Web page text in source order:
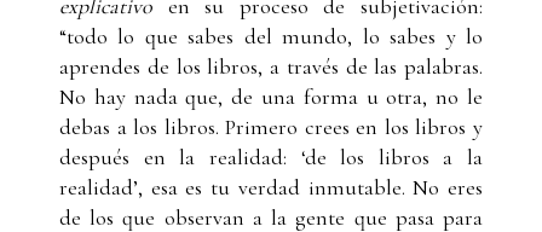
explicativo en su proceso de subjetivación:
“todo lo que sabes del mundo, lo sabes y lo
aprendes de los libros, a través de las palabras.
No hay nada que, de una forma u otra, no le
debas a los libros. Primero crees en los libros y
después en la realidad: ‘de los libros a la
realidad’, esa es tu verdad inmutable. No eres
de los que observan a la gente que pasa para